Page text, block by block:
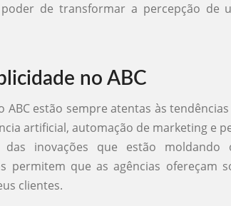
de transformar a percepção de
no ABC
ABC estão sempre atentas às
artificial, automação de marketing e
das inovações que estão
permitem que as agências ofereçam
clientes.